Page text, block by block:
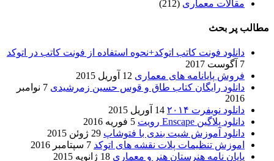
مقالات معماری (212)
مطالب پر بحث
دانلود فونت کاتب اتوکد+نحوه استفاده از فونت کاتب در اتوکد
7 آگوست 2017
فروش پایانامه های معماری 12 آوریل 2015
دانلود رایگان کتاب طاق و قوس حسین زمرشیدی
7 نوامبر
2016
دانلود نویفرت ۲۰۱۴
14 آوریل 2015
دانلود پلاگین Enscape رویت
5 فوریه 2016
دانلود آموزش شیت بندی با فتوشاپ 29 ژوئن 2015
اموزش تنظیمات پلات نقشه های اتوکد 7 سپتامبر 2016
پایان نامه هنرستان هنر و معماري 18 ژانویه 2015